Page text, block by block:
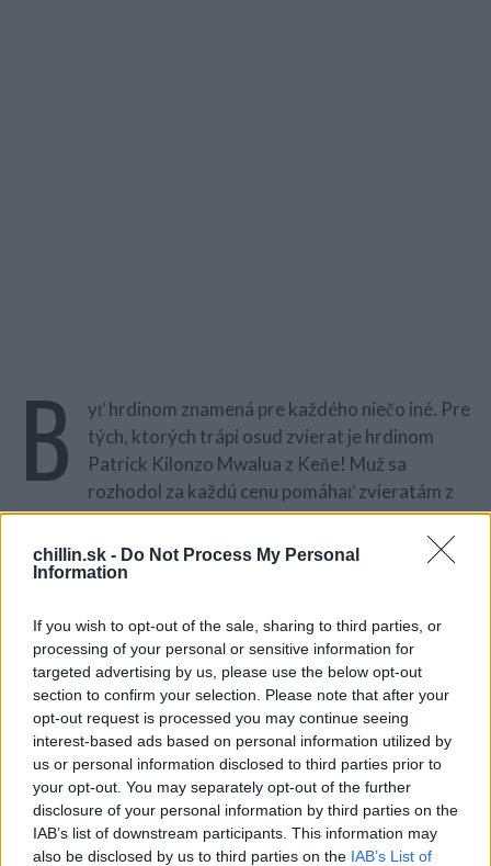
chillin.sk - Do Not Process My Personal
Information
If you wish to opt-out of the sale, sharing to third parties, or
processing of your personal or sensitive information for
targeted advertising by us, please use the below opt-out
section to confirm your selection. Please note that after your
opt-out request is processed you may continue seeing
interest-based ads based on personal information utilized by
us or personal information disclosed to third parties prior to
your opt-out. You may separately opt-out of the further
disclosure of your personal information by third parties on the
IAB’s list of downstream participants. This information may
also be disclosed by us to third parties on the IAB’s List of
B
yť hrdinom znamená pre každého niečo iné. Pre
tých, ktorých trápi osud zvierat je hrdinom
Patrick Kilonzo Mwalua z Keňe! Muž sa
rozhodol za každú cenu pomáhať zvieratám z
Národného parku Tsavo West, v ktorom umierali kvôli
suchu.
vody a zvieratá zostali bez vody … Aby im pomohol,
jazdil Patrick do parku každý deň …
Mal 3000 galónov osviežujúcej vody! Stačí, že zvieratá
zbadajú Patricka a okamžite k nemu bežia – vedia, že
práve on ich môže pred suchom zachrániť!
Muž hovorí, že na začiatku bol sám a mal len jednu
cisternu – teraz sa k nemu pripojili aj dobrovoľníci.
S
e
a
r
o
r